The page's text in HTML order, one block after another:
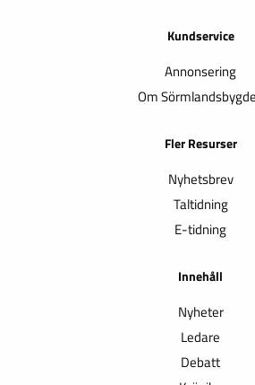
Kundservice
Annonsering
Om
Fler Resurser
Nyhetsbrev
Taltidning
E-tidning
Innehåll
Nyheter
Ledare
Debatt